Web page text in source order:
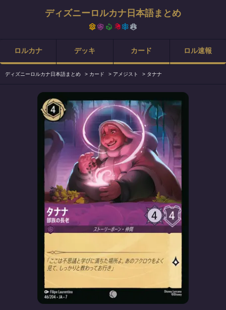
ディズニーロルカナ日本語まとめ
ロルカナ デッキ カード ロル速報
ディズニーロルカナ日本語まとめ > カード > アメジスト > タナナ